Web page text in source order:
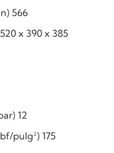
566
x 390 x 385
12
pulg²) 175